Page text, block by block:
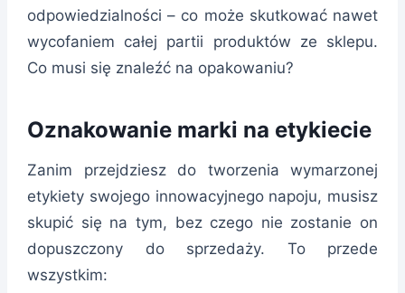
odpowiedzialności – co może skutkować nawet
wycofaniem całej partii produktów ze sklepu.
Co musi się znaleźć na opakowaniu?
Oznakowanie marki na etykiecie
Zanim przejdziesz do tworzenia wymarzonej
etykiety swojego innowacyjnego napoju, musisz
skupić się na tym, bez czego nie zostanie on
dopuszczony do sprzedaży. To przede
wszystkim: